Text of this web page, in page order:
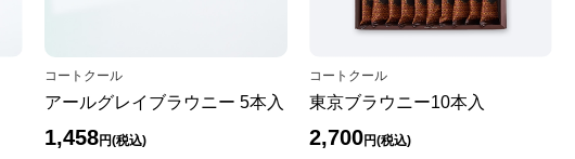
コートクール
アールグレイブラウニー 5本入
1,458円
コートクール
東京ブラウニー10本入
2,700円